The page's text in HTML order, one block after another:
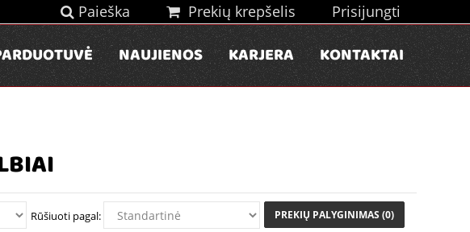
Paieška Prekių krepšelis Prisijungti
NAUJIENOS KARJERA KONTAKTAI
PREKIŲ PALYGINIMAS (0)
Rūšiuoti pagal: